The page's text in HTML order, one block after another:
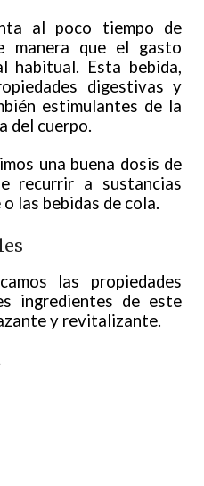
al poco tiempo de
manera que el gasto
habitual. Esta bebida,
digestivas y
estimulantes de la
del cuerpo.
una buena dosis de
recurrir a sustancias
las bebidas de cola.
las propiedades
ingredientes de este
y revitalizante.